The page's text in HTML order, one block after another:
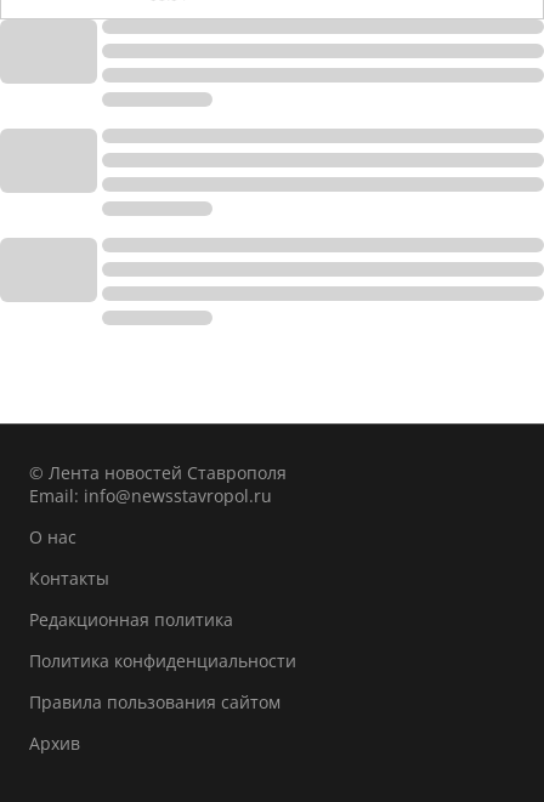
© Лента новостей Ставрополя
Email: info@newsstavropol.ru
О нас
Контакты
Редакционная политика
Политика конфиденциальности
Правила пользования сайтом
Архив